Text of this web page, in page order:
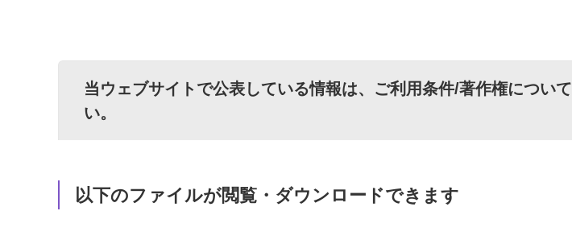
当ウェブサイトで公表している情報は、 ご利用条件/著作権について
い。
以下のファイルが閲覧・ダウンロードできます